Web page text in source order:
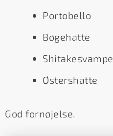
Portobello
Bøgehatte
Shitakesvampe
Østershatte
God fornøjelse.